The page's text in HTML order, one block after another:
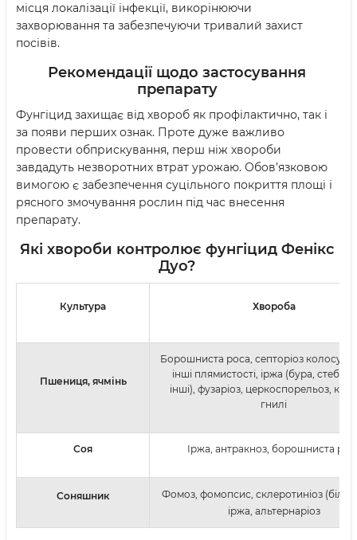
місця локалізації інфекції, викорінюючи
захворювання та забезпечуючи тривалий захист
посівів.
Рекомендації щодо застосування
препарату
Фунгіцид захищає від хвороб як профілактично, так і
за появи перших ознак. Проте дуже важливо
провести обприскування, перш ніж хвороби
завдадуть незворотних втрат урожаю. Обов’язковою
вимогою є забезпечення суцільного покриття площі і
рясного змочування рослин під час внесення
препарату.
Які хвороби контролює фунгіцид Фенікс
Дуо?
Культура Хвороба
Пшениця, ячмінь
Борошниста роса, септоріоз колосу,
інші плямистості, іржа (бура,
інші), фузаріоз, церкоспорельоз,
гнилі
Соя Іржа, антракноз, борошниста
Соняшник
Фомоз, фомопсис, склеротиніоз (біла
іржа, альтернаріоз